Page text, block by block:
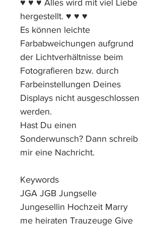
♥ ♥ ♥ Alles wird mit viel Liebe
hergestellt. ♥ ♥ ♥
Es können leichte
Farbabweichungen aufgrund
der Lichtverhältnisse beim
Fotografieren bzw. durch
Farbeinstellungen Deines
Displays nicht ausgeschlossen
werden.
Hast Du einen
Sonderwunsch? Dann schreib
mir eine Nachricht.
Keywords
JGA JGB Jungselle
Jungesellin Hochzeit Marry
me heiraten Trauzeuge Give